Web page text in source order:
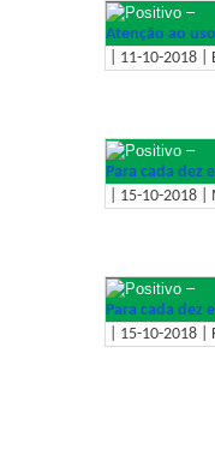
–
Atenção ao
| 11-10-2018 |
–
Para cada dez
| 15-10-2018 |
–
Para cada dez
| 15-10-2018 |